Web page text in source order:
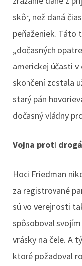
skôr, než daná
peňaženiek. Táto
„dočasných
americkej účasti v
skončení zostala
starý pán
dočasný vládny
Vojna proti
Hoci Friedman
za registrované
sú vo verejnosti
spôsoboval
vrásky na čele. A
ktoré požadoval